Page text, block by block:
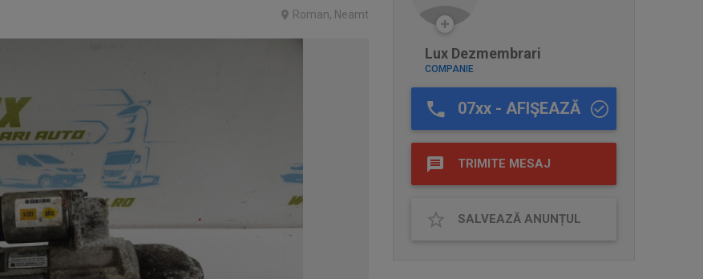
Lux Dezmembrari
COMPANIE
07xx - AFIŞEAZĂ
TRIMITE MESAJ
SALVEAZĂ ANUNȚUL
Roman, Neamt